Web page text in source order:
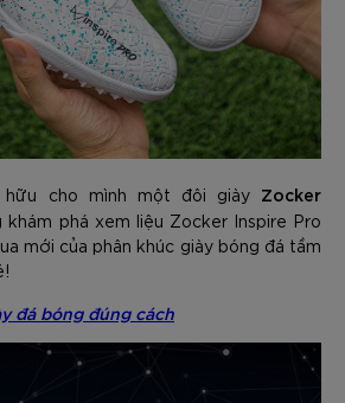
hữu cho mình một đôi giày Zocker
khám phá xem liệu Zocker Inspire Pro
mới của phân khúc giày bóng đá tầm
đá bóng đúng cách